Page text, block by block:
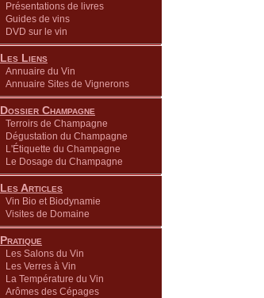
Présentations de livres
Guides de vins
DVD sur le vin
Les Liens
Annuaire du Vin
Annuaire Sites de Vignerons
Dossier Champagne
Terroirs de Champagne
Dégustation du Champagne
L'Étiquette du Champagne
Le Dosage du Champagne
Les Articles
Vin Bio et Biodynamie
Visites de Domaine
Pratique
Les Salons du Vin
Les Verres à Vin
La Température du Vin
Arômes des Cépages